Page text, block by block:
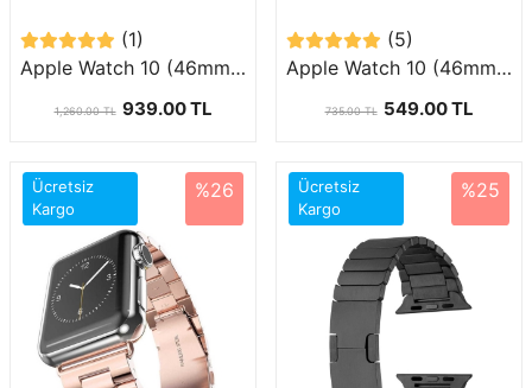
(1)
Apple Watch 10 (46mm) Uyumlu Renkli Suni Deri Kordon-76
1,260.00 TL 939.00 TL
(5)
Apple Watch 10 (46mm) Uyumlu Cırt Cırtlı Trail Loop Kordon-77
735.00 TL 549.00 TL
Ücretsiz
Kargo
%26
Ücretsiz
Kargo
%25